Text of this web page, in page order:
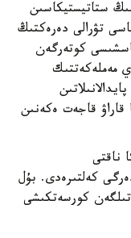
ستاتيستيكاسىن
مال باسى تۋرالى دەرەكتىڭ
كوتەرگەن
مەملەكەتتىك
قاراۋ قاجەت ەكەنىن
ناقتى
كەلتىرەدى. بۇل
كورسەتكىشى